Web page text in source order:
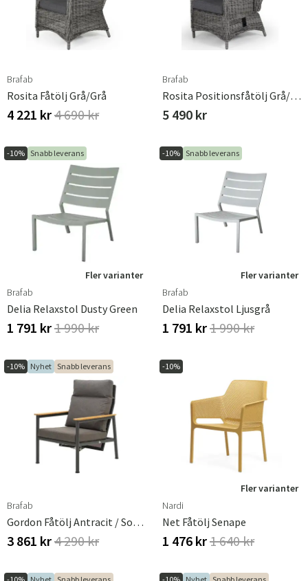
Brafab
Rosita Fåtölj Grå/grå
4 221 kr4 690 kr
Brafab
Rosita Positionsfåtölj Grå/grå
5 490 kr
-10% Snabb leverans
Fler varianter
Brafab
Delia Relaxstol Dusty Green
1 791 kr1 990 kr
-10% Snabb leverans
Fler varianter
Brafab
Delia Relaxstol Ljusgrå
1 791 kr1 990 kr
-10% Nyhet Snabb leverans
Brafab
Gordon Fåtölj Antracit / Soft Dusk
3 861 kr4 290 kr
-10%
Fler varianter
Nardi
Net Fåtölj Senape
1 476 kr1 640 kr